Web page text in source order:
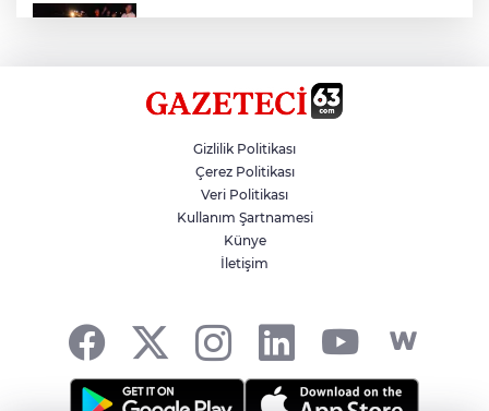
Siverek’te Mahmut Gülel Dönemi
Filistin Konvoyuna Coşkulu Karşılama
Gizlilik Politikası
Çerez Politikası
Veri Politikası
Kullanım Şartnamesi
Künye
İletişim